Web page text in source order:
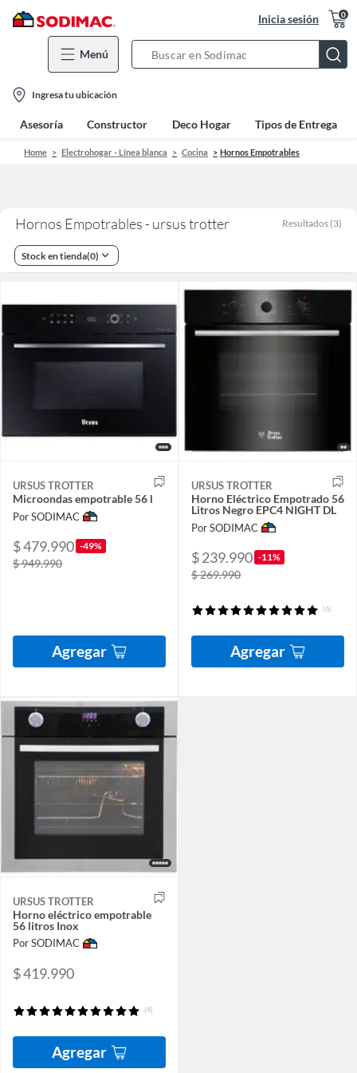
Inicia sesión 0
Menú
Bar
location-
icon
Ingresa tu ubicación
Asesoría Constructor Deco Hogar Tipos de Entrega
Home Electrohogar - Línea blanca Cocina Hornos Empotrables
Hornos Empotrables - ursus trotter Resultados (3)
Stock en tienda(0)
URSUS TROTTER
Microondas empotrable 56 l
Por SODIMAC
$ 479.990 -49%
$ 949.990
Agregar
URSUS TROTTER
Horno Eléctrico Empotrado 56
Litros Negro EPC4 NIGHT DL
Por SODIMAC
$ 239.990 -11%
$ 269.990
(6)
Agregar
URSUS TROTTER
Horno eléctrico empotrable
56 litros Inox
Por SODIMAC
$ 419.990
(4)
Agregar